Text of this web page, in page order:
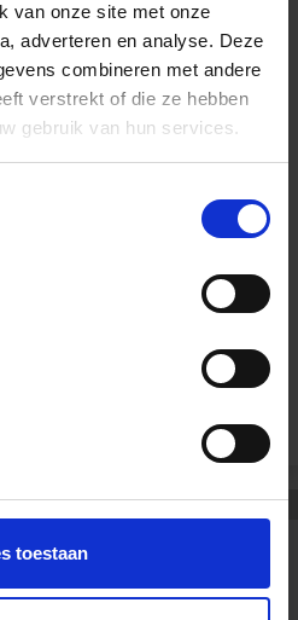
van onze site met onze
adverteren en analyse. Deze
combineren met andere
verstrekt of die ze hebben
gebruik van hun services.
toestaan
een afspraak?
staan graag voor je klaar:
Productaanvraag
Systems